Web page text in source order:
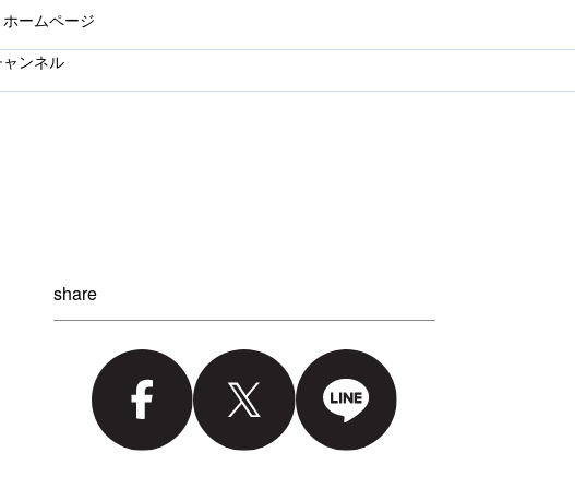
ームページ
ャンネル
share